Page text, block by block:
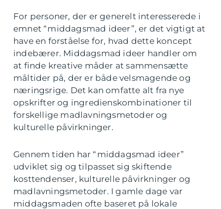
For personer, der er generelt interesserede i
emnet “middagsmad ideer”, er det vigtigt at
have en forståelse for, hvad dette koncept
indebærer. Middagsmad ideer handler om
at finde kreative måder at sammensætte
måltider på, der er både velsmagende og
næringsrige. Det kan omfatte alt fra nye
opskrifter og ingredienskombinationer til
forskellige madlavningsmetoder og
kulturelle påvirkninger.
Gennem tiden har “middagsmad ideer”
udviklet sig og tilpasset sig skiftende
kosttendenser, kulturelle påvirkninger og
madlavningsmetoder. I gamle dage var
middagsmaden ofte baseret på lokale